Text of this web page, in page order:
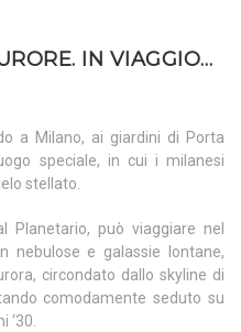
IN VIAGGIO…
a Milano, ai giardini di Porta
speciale, in cui i milanesi
stellato.
Planetario, può viaggiare nel
nebulose e galassie lontane,
circondato dallo skyline di
comodamente seduto su
‘30.